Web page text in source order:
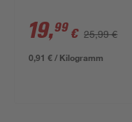
19,99 € 25,99 €
0,91 € / Kilogramm